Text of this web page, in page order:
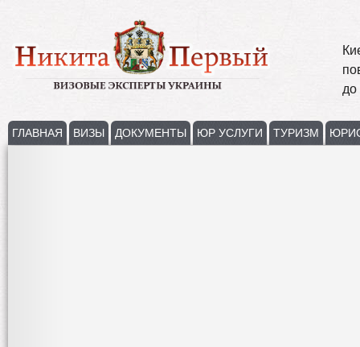
до
ГЛАВНАЯ ВИЗЫ ДОКУМЕНТЫ ЮР УСЛУГИ ТУРИЗМ